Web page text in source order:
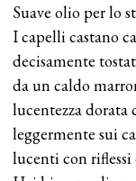
Suave olio per lo
I capelli castano
decisamente
da un caldo
lucentezza dorata
leggermente sui
lucenti con